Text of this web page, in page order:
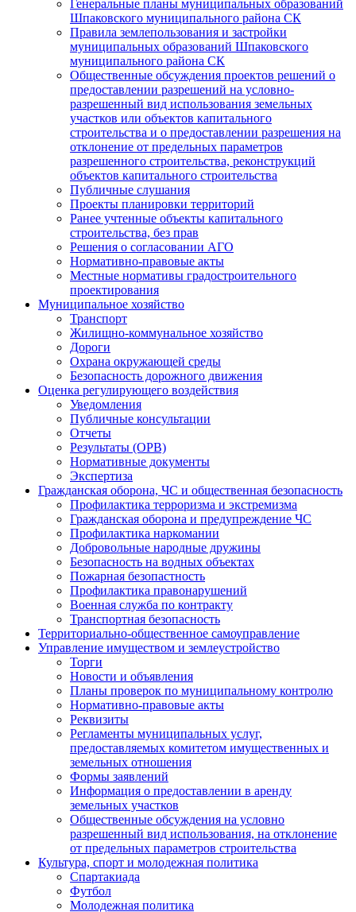
Генеральные планы муниципальных образований
Шпаковского муниципального района СК
Правила землепользования и застройки
муниципальных образований Шпаковского
муниципального района СК
Общественные обсуждения проектов решений о
предоставлении разрешений на условно-
разрешенный вид использования земельных
участков или объектов капитального
строительства и о предоставлении разрешения на
отклонение от предельных параметров
разрешенного строительства, реконструкций
объектов капитального строительства
Публичные слушания
Проекты планировки территорий
Ранее учтенные объекты капитального
строительства, без прав
Решения о согласовании АГО
Нормативно-правовые акты
Местные нормативы градостроительного
проектирования
Муниципальное хозяйство
Транспорт
Жилищно-коммунальное хозяйство
Дороги
Охрана окружающей среды
Безопасность дорожного движения
Оценка регулирующего воздействия
Уведомления
Публичные консультации
Отчеты
Результаты (ОРВ)
Нормативные документы
Экспертиза
Гражданская оборона, ЧС и общественная безопасность
Профилактика терроризма и экстремизма
Гражданская оборона и предупреждение ЧС
Профилактика наркомании
Добровольные народные дружины
Безопасность на водных объектах
Пожарная безопастность
Профилактика правонарушений
Военная служба по контракту
Транспортная безопасность
Территориально-общественное самоуправление
Управление имуществом и землеустройство
Торги
Новости и объявления
Планы проверок по муниципальному контролю
Нормативно-правовые акты
Реквизиты
Регламенты муниципальных услуг,
предоставляемых комитетом имущественных и
земельных отношения
Формы заявлений
Информация о предоставлении в аренду
земельных участков
Общественные обсуждения на условно
разрешенный вид использования, на отклонение
от предельных параметров строительства
Культура, спорт и молодежная политика
Спартакиада
Футбол
Молодежная политика